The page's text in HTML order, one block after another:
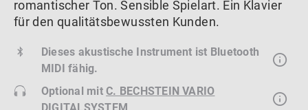
romantischer Ton. Sensible Spielart. Ein Klavier
für den qualitätsbewussten Kunden.
Dieses akustische Instrument ist Bluetooth
MIDI fähig.
Optional mitC. BECHSTEIN VARIO